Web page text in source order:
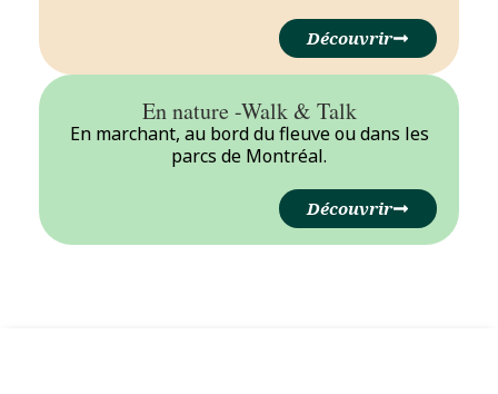
Découvrir
En nature -Walk & Talk
En marchant, au bord du fleuve ou dans les
parcs de Montréal.
Découvrir